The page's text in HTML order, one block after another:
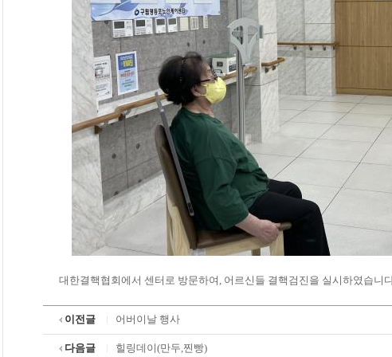
대한결핵협회에서 센터로 방문하여, 어르신들 결핵검진을 실시하였습니
이전글 어버이날 행사
다음글 힐링데이(만두,찐빵)